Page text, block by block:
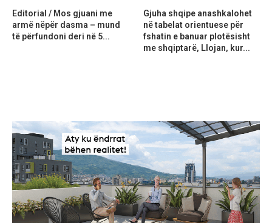
Editorial / Mos gjuani me
armë nëpër dasma – mund
të përfundoni deri në 5...
Gjuha shqipe anashkalohet
në tabelat orientuese për
fshatin e banuar plotësisht
me shqiptarë, Llojan, kur...